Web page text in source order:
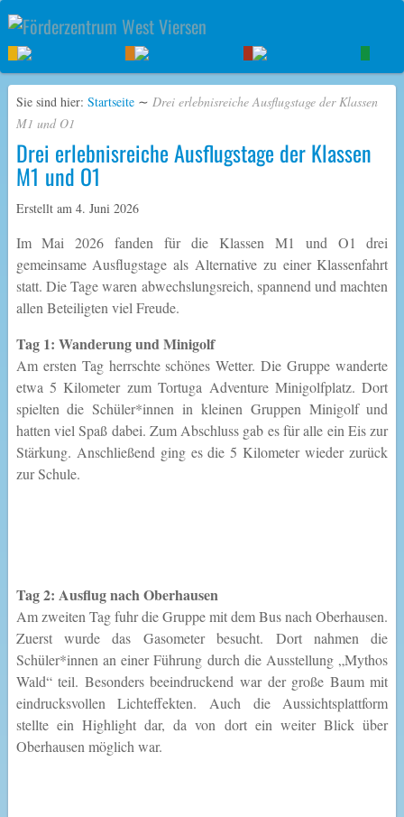
Sie sind hier: Startseite ∼ Drei erlebnisreiche Ausflugstage der Klassen
M1 und O1
Drei erlebnisreiche Ausflugstage der Klassen
M1 und O1
Erstellt am 4. Juni 2026
Im Mai 2026 fanden für die Klassen M1 und O1 drei
gemeinsame Ausflugstage als Alternative zu einer Klassenfahrt
statt. Die Tage waren abwechslungsreich, spannend und machten
allen Beteiligten viel Freude.
Tag 1: Wanderung und Minigolf
Am ersten Tag herrschte schönes Wetter. Die Gruppe wanderte
etwa 5 Kilometer zum Tortuga Adventure Minigolfplatz. Dort
spielten die Schüler*innen in kleinen Gruppen Minigolf und
hatten viel Spaß dabei. Zum Abschluss gab es für alle ein Eis zur
Stärkung. Anschließend ging es die 5 Kilometer wieder zurück
zur Schule.
Tag 2: Ausflug nach Oberhausen
Am zweiten Tag fuhr die Gruppe mit dem Bus nach Oberhausen.
Zuerst wurde das Gasometer besucht. Dort nahmen die
Schüler*innen an einer Führung durch die Ausstellung „Mythos
Wald“ teil. Besonders beeindruckend war der große Baum mit
eindrucksvollen Lichteffekten. Auch die Aussichtsplattform
stellte ein Highlight dar, da von dort ein weiter Blick über
Oberhausen möglich war.